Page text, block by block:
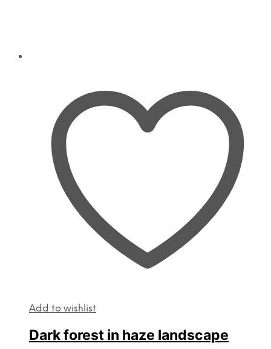
Add to wishlist
Dark forest in haze landscape